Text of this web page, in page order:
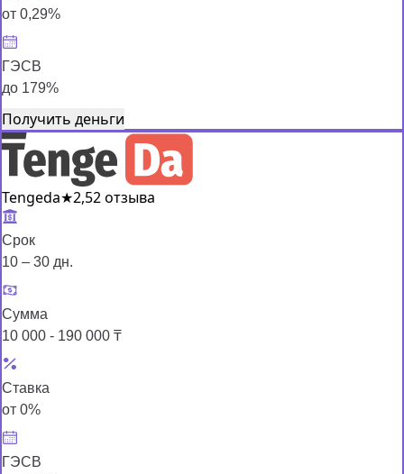
от 0,29%
ГЭСВ
до 179%
Получить деньги
Tengeda★2,52 отзыва
Срок
10 – 30 дн.
Сумма
10 000 - 190 000 ₸
Ставка
от 0%
ГЭСВ